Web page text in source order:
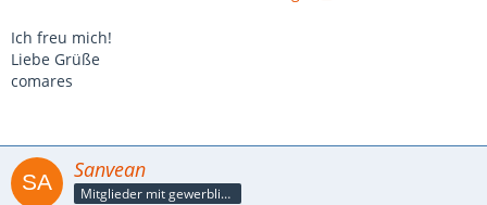
Ich freu mich!
Liebe Grüße
comares
Sanvean
Mitglieder mit gewerblicher Verbindung, auch als Mitarbeiter/in